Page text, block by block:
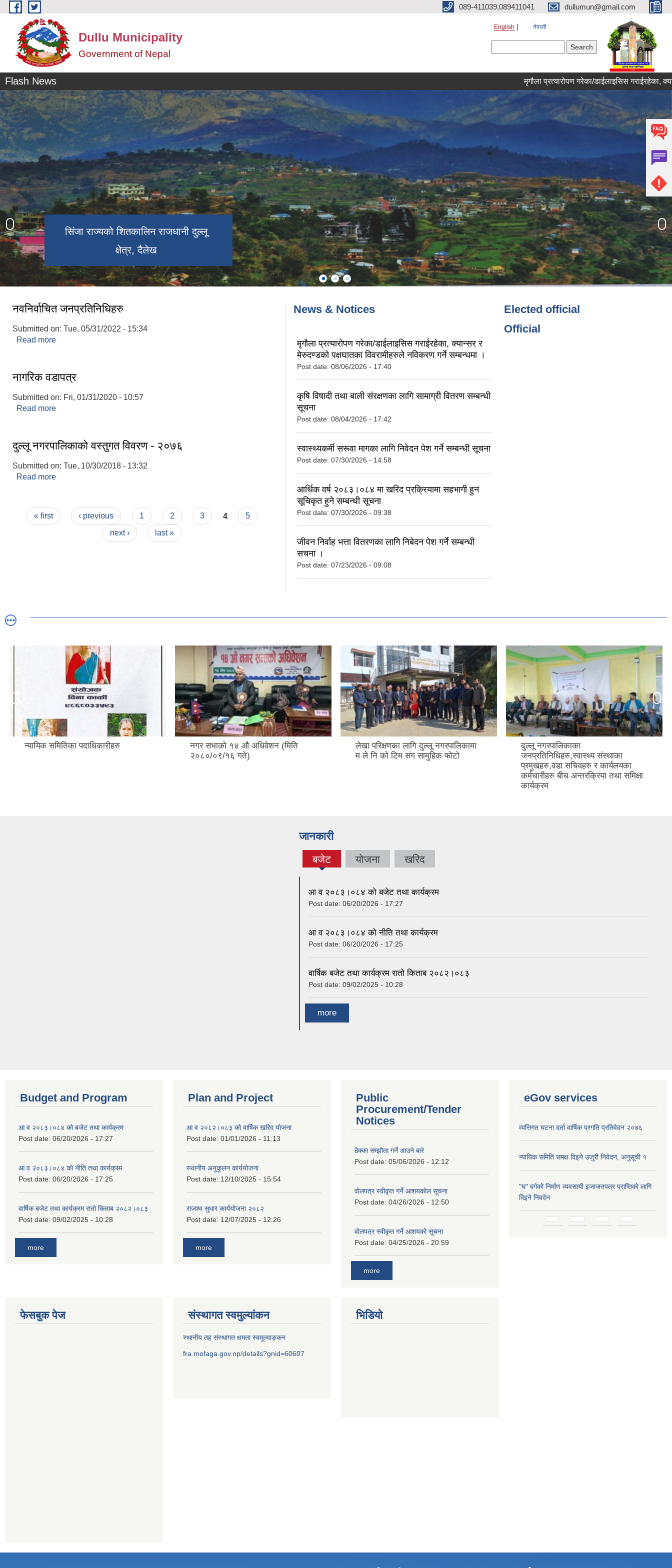
Skip to main content 089-411039,089411041 dullumun@gmail.com
Dullu Municipality
Government of Nepal
English नेपाली
Flash News मृगौला प्रत्यारोपण गरेका/डाईलाइसिस गराईरहेका, क्यान्सर
सिंजा राज्यको शितकालिन राजधानी दुल्लू
क्षेत्र, दैलेख
दुल्लू साँकृतिक संग्राहलय
तल्लो डुङ्गेश्वर मन्दिर
नवनिर्वाचित जनप्रतिनिधिहरु
Submitted on: Tue, 05/31/2022 - 15:34
Read more
नागरिक वडापत्र
Submitted on: Fri, 01/31/2020 - 10:57
Read more
दुल्लू नगरपालिकाको वस्तुगत विवरण - २०७६
Submitted on: Tue, 10/30/2018 - 13:32
Read more
Pages
« first ‹ previous 1 2 3 4
5
next ›
last »
News & Notices
मृगौला प्रत्यारोपण गरेका/डाईलाइसिस गराईरहेका, क्यान्सर र
मेरुदण्डको पक्षघातका विवरामीहरुले नविकरण गर्ने सम्बन्धमा ।
Post date: 08/06/2026 - 17:40
कृषि विषादी तथा बाली संरक्षणका लागि सामाग्री वितरण सम्बन्धी
सूचना
Post date: 08/04/2026 - 17:42
स्वास्थ्यकर्मी सरूवा मागका लागि निवेदन पेश गर्ने सम्बन्धी सूचना
Post date: 07/30/2026 - 14:58
आर्थिक वर्ष २०८३।०८४ मा खरिद प्रक्रियामा सहभागी हुन
सूचिकृत हुने सम्बन्धी सूचना
Post date: 07/30/2026 - 09:38
जीवन निर्वाह भत्ता वितरणका लागि निबेदन पेश गर्ने सम्बन्धी
सचना ।
Post date: 07/23/2026 - 09:08
Elected official
Official
न्यायिक समितिका पदाधिकारीहरु
नगर सभाकाे १४ ‍औ अधिवेशन (मिति
२०८०/०९/१६ गते)
लेखा परिक्षणका लागि दुल्लू नगरपालिकामा
म ले नि को टिम संग सामुहिक फोटो
दुल्लू नगरपालिकाका
जनप्रतिनिधिहरु,स्वास्थ्य संस्थाका
प्रमुखहरु,वडा सचिवहरु र कार्यलयका
कर्मचारीहरु बीच अन्तरक्रिया तथा समिक्षा
कार्यक्रम
जानकारी
बजेट
(active
याेजना खरिद
आ व २०८३।०८४ को बजेट तथा कार्यक्रम
Post date: 06/20/2026 - 17:27
आ व २०८३।०८४ को नीति तथा कार्यक्रम
Post date: 06/20/2026 - 17:25
वार्षिक बजेट तथा कार्यक्रम रातो किताब २०८२।०८३
Post date: 09/02/2025 - 10:28
more
Budget and Program
आ व २०८३।०८४ को बजेट तथा कार्यक्रम
Post date: 06/20/2026 - 17:27
आ व २०८३।०८४ को नीति तथा कार्यक्रम
Post date: 06/20/2026 - 17:25
वार्षिक बजेट तथा कार्यक्रम रातो किताब २०८२।०८३
Post date: 09/02/2025 - 10:28
more
Plan and Project
आ व २०८२।०८३ को वार्षिक खरिद योजना
Post date: 01/01/2026 - 11:13
स्थानीय अनुकुलन कार्ययोजना
Post date: 12/10/2025 - 15:54
राजश्व सुधार कार्ययोजना २०८२
Post date: 12/07/2025 - 12:26
more
Public
Procurement/Tender
Notices
ठेक्का सम्झौता गर्ने आउने बारे
Post date: 05/06/2026 - 12:12
वोलपत्र स्वीकृत गर्ने आशयकोल सूचना
Post date: 04/26/2026 - 12:50
वोलपत्र स्वीकृत गर्ने आशयको सूचना
Post date: 04/25/2026 - 20:59
more
eGov services
व्यत्तिगत घटना दर्ता वार्षिक प्रगति प्रतिवेदन २०७६
न्यायिक समिति समक्ष दिइने उजुरी निवेदन, अनुसूची १
"घ" वर्गको निर्माण व्यवसायी इजाजतपत्र प्राप्तिको लागि
दिइने निवदेन
Pages
फेसबुक पेज संस्थागत स्वमुल्यांकन
स्थानीय तह संस्थागत क्षमता स्वमूल्याङ्कन
fra.mofaga.gov.np/details?gnid=60607
भिडियो